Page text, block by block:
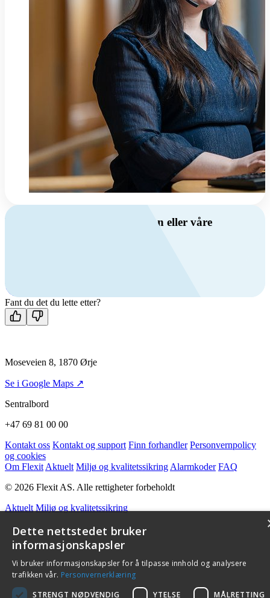
Har du spørsmål om ventilasjon eller våre
Kontakt oss
Fant du det du lette etter?
Moseveien 8, 1870 Ørje
Se i Google Maps ↗
Sentralbord
+47 69 81 00 00
Kontakt oss Kontakt og support Finn forhandler Personvernpolicy
og cookies
Om Flexit Aktuelt Miljø og kvalitetssikring Alarmkoder FAQ
© 2026 Flexit AS. Alle rettigheter forbeholdt
Aktuelt Miljø og kvalitetssikring
Dette nettstedet bruker
informasjonskapsler
Vi bruker informasjonskapsler for å tilpasse innhold og analysere
trafikken vår. Personvernerklæring
STRENGT NØDVENDIG
YTELSE MÅLRETTING